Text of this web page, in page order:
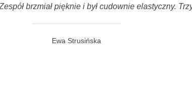
brzmiał pięknie i był cudownie elastyczny.
Ewa Strusińska